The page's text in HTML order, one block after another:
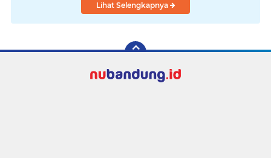
Lihat Selengkapnya